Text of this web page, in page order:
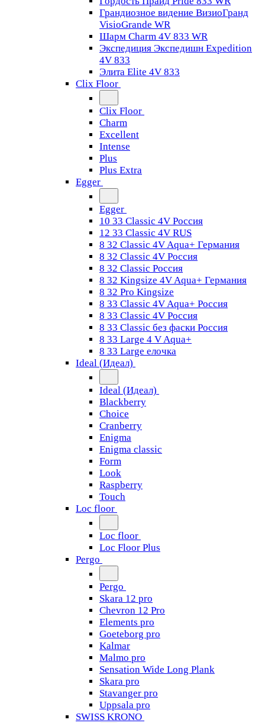
Грандиозное видение ВизиоГранд
VisioGrande WR
Шарм Charm 4V 833 WR
Экспедиция Экспедишн Expedition
4V 833
Элита Elite 4V 833
Clix Floor
Clix Floor
Charm
Excellent
Intense
Plus
Plus Extra
Egger
Egger
10 33 Classic 4V Россия
12 33 Classic 4V RUS
8 32 Classic 4V Aqua+ Германия
8 32 Classic 4V Россия
8 32 Classic Россия
8 32 Kingsize 4V Aqua+ Германия
8 32 Pro Kingsize
8 33 Classic 4V Aqua+ Россия
8 33 Classic 4V Россия
8 33 Classic без фаски Россия
8 33 Large 4 V Aqua+
8 33 Large елочка
Ideal (Идеал)
Ideal (Идеал)
Blackberry
Choice
Cranberry
Enigma
Enigma classic
Form
Look
Raspberry
Touch
Loc floor
Loc floor
Loc Floor Plus
Pergo
Pergo
Skara 12 pro
Chevron 12 Pro
Elements pro
Goeteborg pro
Kalmar
Malmo pro
Sensation Wide Long Plank
Skara pro
Stavanger pro
Uppsala pro
SWISS KRONO